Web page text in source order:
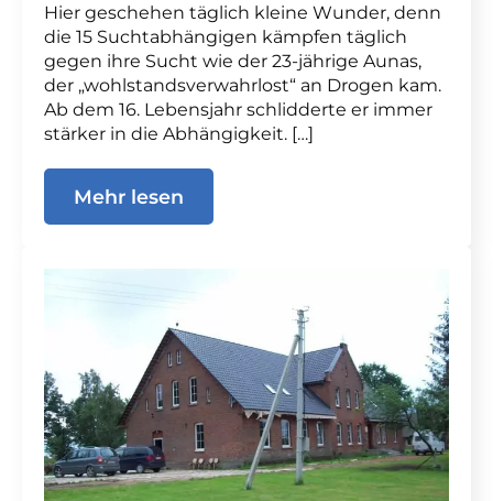
Hier geschehen täglich kleine Wunder, denn
die 15 Suchtabhängigen kämpfen täglich
gegen ihre Sucht wie der 23-jährige Aunas,
der „wohlstandsverwahrlost“ an Drogen kam.
Ab dem 16. Lebensjahr schlidderte er immer
stärker in die Abhängigkeit. […]
Mehr lesen